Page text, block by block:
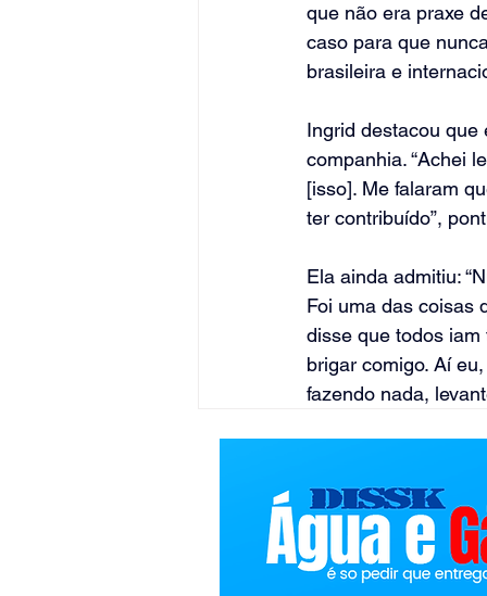
que não era praxe
caso para que
brasileira e
Ingrid destacou
companhia. “Achei
[isso]. Me falaram
ter contribuído”,
Ela ainda admitiu:
Foi uma das coisas
disse que todos
brigar comigo. Aí
fazendo nada,